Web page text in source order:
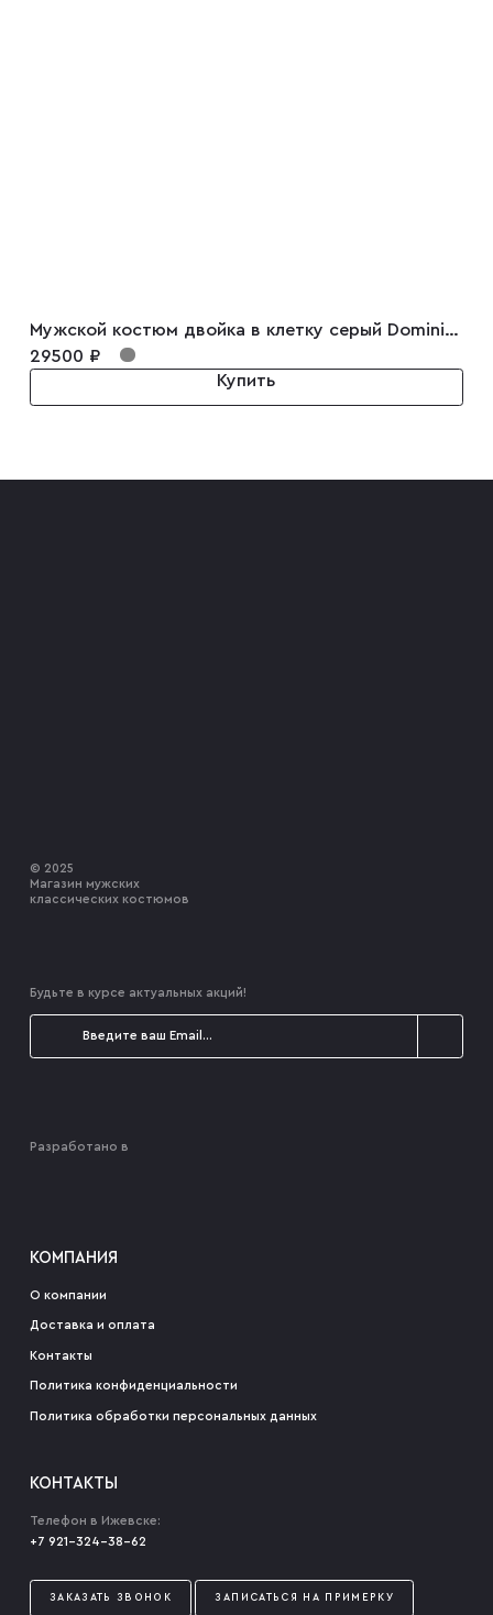
Мужской костюм двойка в клетку серый Dominico
29500 ₽
Купить
© 2025
Магазин мужских
классических костюмов
Будьте в курсе актуальных акций!
Разработано в
КОМПАНИЯ
О компании
Доставка и оплата
Контакты
Политика конфиденциальности
Политика обработки персональных данных
КОНТАКТЫ
Телефон в Ижевске:
+7 921-324-38-62
ЗАКАЗАТЬ ЗВОНОК ЗАПИСАТЬСЯ НА ПРИМЕРКУ